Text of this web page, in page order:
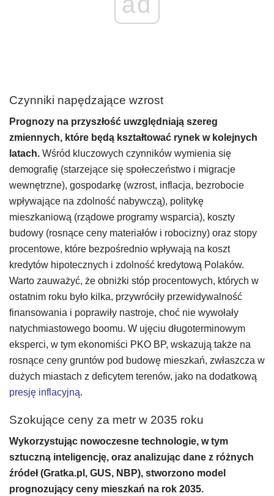
Czynniki napędzające wzrost
Prognozy na przyszłość uwzględniają szereg
zmiennych, które będą kształtować rynek w kolejnych
latach. Wśród kluczowych czynników wymienia się
demografię (starzejące się społeczeństwo i migracje
wewnętrzne), gospodarkę (wzrost, inflacja, bezrobocie
wpływające na zdolność nabywczą), politykę
mieszkaniową (rządowe programy wsparcia), koszty
budowy (rosnące ceny materiałów i robocizny) oraz stopy
procentowe, które bezpośrednio wpływają na koszt
kredytów hipotecznych i zdolność kredytową Polaków.
Warto zauważyć, że obniżki stóp procentowych, których w
ostatnim roku było kilka, przywróciły przewidywalność
finansowania i poprawiły nastroje, choć nie wywołały
natychmiastowego boomu. W ujęciu długoterminowym
eksperci, w tym ekonomiści PKO BP, wskazują także na
rosnące ceny gruntów pod budowę mieszkań, zwłaszcza w
dużych miastach z deficytem terenów, jako na dodatkową
presję inflacyjną.
Szokujące ceny za metr w 2035 roku
Wykorzystując nowoczesne technologie, w tym
sztuczną inteligencję, oraz analizując dane z różnych
źródeł (Gratka.pl, GUS, NBP), stworzono model
prognozujący ceny mieszkań na rok 2035.